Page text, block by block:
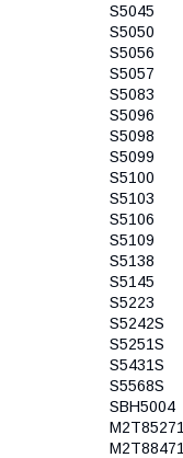
S5045
S5050
S5056
S5057
S5083
S5096
S5098
S5099
S5100
S5103
S5106
S5109
S5138
S5145
S5223
S5242S
S5251S
S5431S
S5568S
SBH5004
M2T85271
M2T88471